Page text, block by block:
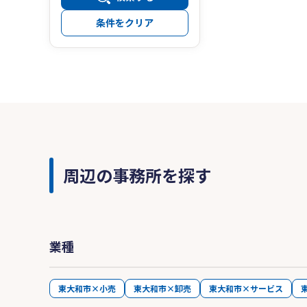
条件をクリア
周辺の事務所を探す
業種
東大和市×小売 東大和市×卸売 東大和市×サービス